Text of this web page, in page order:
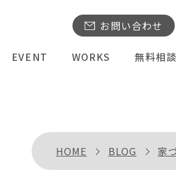
EVENT WORKS 無料相
お問い合わせ
HOME BLOG 家